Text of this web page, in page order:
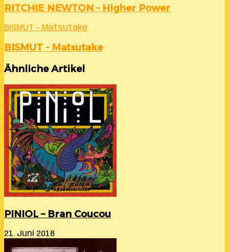
RITCHIE NEWTON - Higher Power
BISMUT - Matsutake
BISMUT - Matsutake
Ähnliche Artikel
PINIOL – Bran Coucou
21. Juni 2018